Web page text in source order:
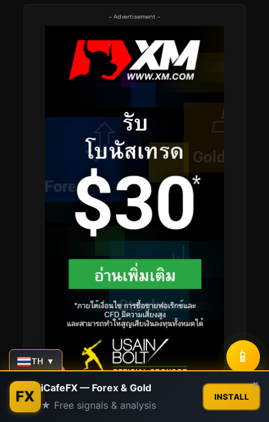
- Advertisement -
TH ▼ 📱
FX iCafeFX — Forex & Gold
★ Free signals & analysis
INSTALL
×
Contact us
Open